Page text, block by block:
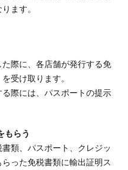
ます。
際に、各店舗が発行する免
受け取ります。
際には、パスポートの提示
もらう
類、パスポート、クレジッ
った免税書類に輸出証明ス